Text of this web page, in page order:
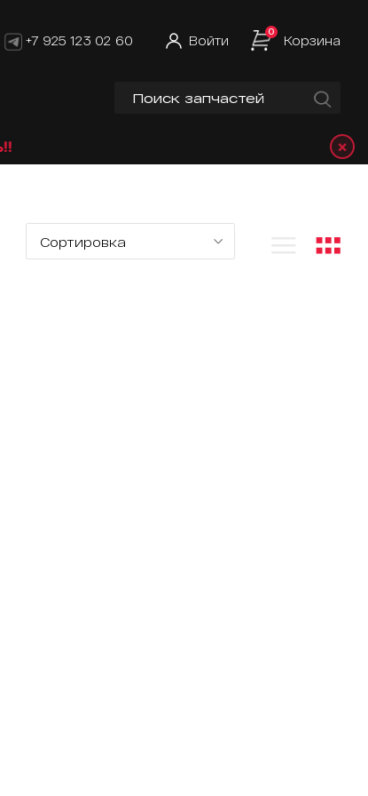
+7 925 123 02 60 Войти
0
Корзина
×